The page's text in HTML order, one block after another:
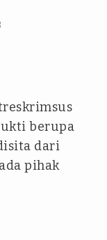
berupa
dari
pihak